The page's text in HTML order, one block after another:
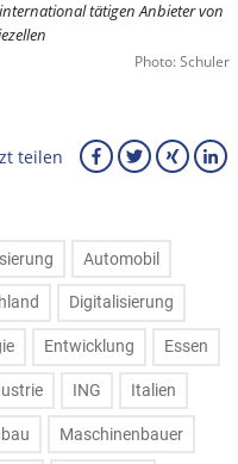
tätigen Anbieter von
Photo: Schuler
teilen
Automobil
Digitalisierung
Entwicklung Essen
ING Italien
Maschinenbauer